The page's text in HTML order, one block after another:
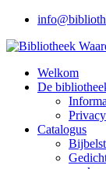
Welkom
De
Catalogus